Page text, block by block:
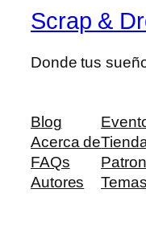
Scrap &
Donde tus
Blog
Acerca de
FAQs
Autores
Temas